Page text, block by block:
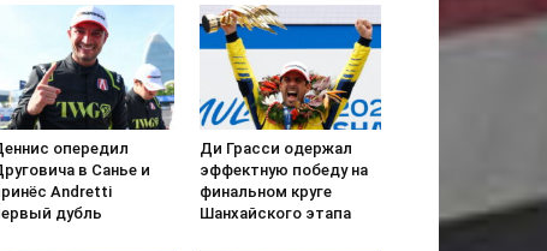
опередил
в Санье и
Andretti
дубль
Ди Грасси одержал
эффектную победу на
финальном круге
Шанхайского этапа